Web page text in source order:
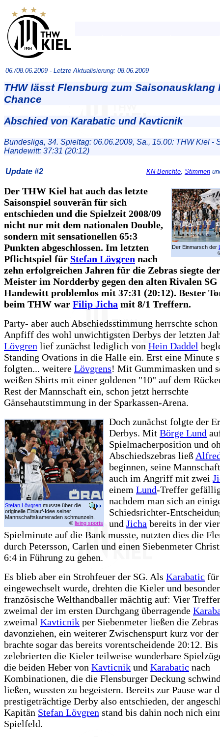
06./08.06.2009 - Letzte Aktualisierung: 08.06.2009
THW lässt Flensburg zum Saisonausklang
Chance
Abschied von Karabatic und Kavticnik
Bundesliga, 34. Spieltag: 06.06.2009, Sa., 15.00: THW Kiel -
Handewitt: 37:31 (20:12)
Update #2 KN-Berichte, Stimmen
Der Einmarsch der
Der THW Kiel hat auch das letzte
Saisonspiel souverän für sich
entschieden und die Spielzeit 2008/09
nicht nur mit dem nationalen Double,
sondern mit sensationellen 65:3
Punkten abgeschlossen. Im letzten
Pflichtspiel für Stefan Lövgren nach
zehn erfolgreichen Jahren für die Zebras siegte
Meister im Nordderby gegen den alten Rivalen
Handewitt problemlos mit 37:31 (20:12). Bester
beim THW war Filip Jicha mit 8/1 Treffern.
Party- aber auch Abschiedsstimmung herrschte
Anpfiff des wohl unwichtigsten Derbys der letzten
Lövgren lief zunächst lediglich von Hein Daddel
Standing Ovations in die Halle ein. Erst eine Minute
folgten... weitere Lövgrens! Mit Gummimasken und
weißen Shirts mit einer goldenen "10" auf dem
Rest der Mannschaft ein, schon jetzt herrschte
Gänsehautstimmung in der Sparkassen-Arena.
Stefan Lövgren musste über die
originelle Einlauf-Idee seiner
Mannschaftskameraden schmunzeln.
© living sports
Doch zunächst folgte der
Derbys. Mit Börge Lund
Spielmacherposition und
Abschiedszebras ließ
beginnen, seine
auch im Angriff mit zwei
einem Lund-Treffer
nachdem man sich an
Schiedsrichter-
und Jicha bereits in der
Spielminute auf die Bank musste, nutzten dies die
durch Petersson, Carlen und einen Siebenmeter
6:4 in Führung zu gehen.
Es blieb aber ein Strohfeuer der SG. Als Karabatic
eingewechselt wurde, drehten die Kieler und
französische Welthandballer mächtig auf: Vier
zweimal der im ersten Durchgang überragende
zweimal Kavticnik per Siebenmeter ließen die
davonziehen, ein weiterer Zwischenspurt kurz vor der
brachte sogar das bereits vorentscheidende 20:12.
zelebrierten die Kieler teilweise wunderbare
die beiden Heber von Kavticnik und Karabatic nach
Kombinationen, die die Flensburger Deckung
ließen, wussten zu begeistern. Bereits zur Pause war
prestigeträchtige Derby also entschieden, der
Kapitän Stefan Lövgren stand bis dahin noch nich
Spielfeld.